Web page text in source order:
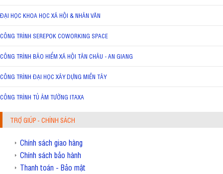
ĐẠI HỌC KHOA HỌC XÃ HỘI & NHÂN VĂN
CÔNG TRÌNH SEREPOK COWORKING SPACE
CÔNG TRÌNH BẢO HIỂM XÃ HỘI TÂN CHÂU - AN GIANG
CÔNG TRÌNH ĐẠI HỌC XÂY DỰNG MIỀN TÂY
CÔNG TRÌNH TỦ ÂM TƯỜNG ITAXA
TRỢ GIÚP - CHÍNH SÁCH
Chính sách giao hàng
Chính sách bảo hành
Thanh toán - Bảo mật